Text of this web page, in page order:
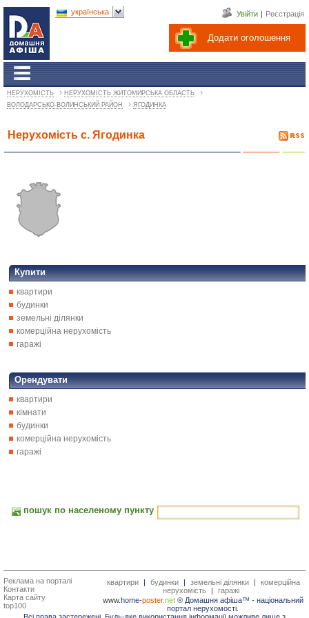
Додати оголошення
Увійти | Реєстрація
українська
НЕРУХОМІСТЬ › НЕРУХОМІСТЬ ЖИТОМИРСЬКА ОБЛАСТЬ ›
ВОЛОДАРСЬКО-ВОЛИНСЬКИЙ РАЙОН › ЯГОДИНКА
Нерухомість с. Ягодинка
Купити
квартири
будинки
земельні ділянки
комерційна нерухомість
гаражі
Орендувати
квартири
кімнати
будинки
комерційна нерухомість
гаражі
пошук по населеному пункту
Реклама на порталі
Контакти
Карта сайту
top100
квартири | будинки | земельні ділянки |
комерційна
нерухомість
|
гаражі
www.home-poster.net® Домашня афіша™ - національний
портал нерухомості.